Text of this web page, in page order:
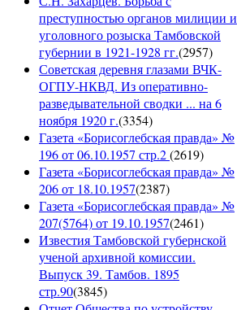
преступностью органов милиции и
уголовного розыска Тамбовской
губернии в 1921-1928 гг.(2957)
Советская деревня глазами ВЧК-
ОГПУ-НКВД. Из оперативно-
разведывательной сводки ... на 6
ноября 1920 г.(3354)
Газета «Борисоглебская правда» №
196 от 06.10.1957 стр.2(2619)
Газета «Борисоглебская правда» №
206 от 18.10.1957(2387)
Газета «Борисоглебская правда» №
207(5764) от 19.10.1957(2461)
Известия Тамбовской губернской
ученой архивной комиссии.
Выпуск 39. Тамбов. 1895
стр.90(3845)